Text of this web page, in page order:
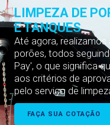
LIMPEZA DE
E TANQUES
Até agora, realizamos
porões, todos
Pay', o que significa
aos critérios de
pelo serviço de
FAÇA SUA COTAÇÃO